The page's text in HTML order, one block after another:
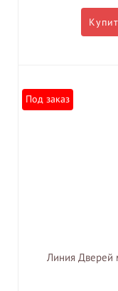
Под заказ
Линия Дверей